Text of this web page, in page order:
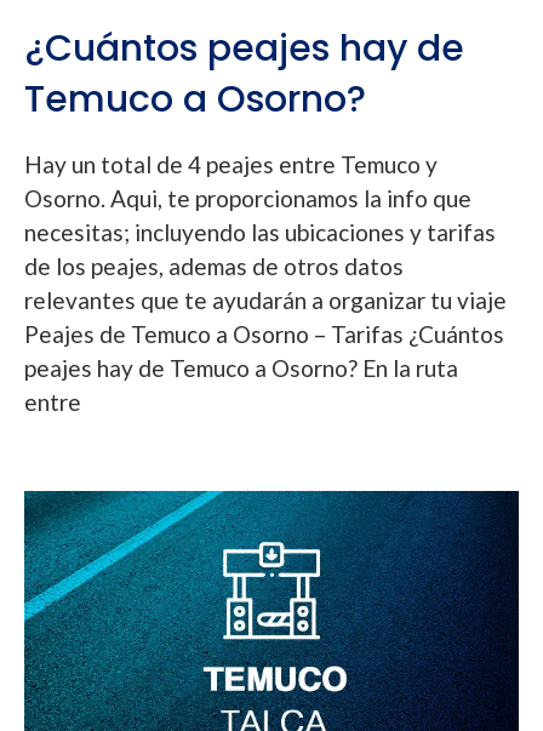
¿Cuántos peajes hay de
Temuco a Osorno?
Hay un total de 4 peajes entre Temuco y
Osorno. Aqui, te proporcionamos la info que
necesitas; incluyendo las ubicaciones y tarifas
de los peajes, ademas de otros datos
relevantes que te ayudarán a organizar tu viaje
Peajes de Temuco a Osorno – Tarifas ¿Cuántos
peajes hay de Temuco a Osorno? En la ruta
entre